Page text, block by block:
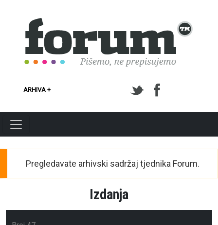
ARHIVA +
Pregledavate arhivski sadržaj tjednika Forum.
Izdanja